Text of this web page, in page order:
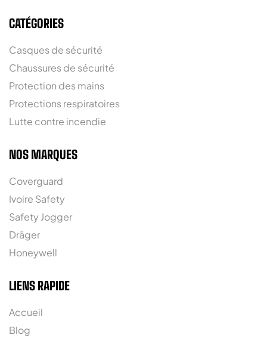
CATÉGORIES
Casques de sécurité
Chaussures de sécurité
Protection des mains
Protections respiratoires
Lutte contre incendie
NOS MARQUES
Coverguard
Ivoire Safety
Safety Jogger
Dräger
Honeywell
LIENS RAPIDE
Accueil
Blog